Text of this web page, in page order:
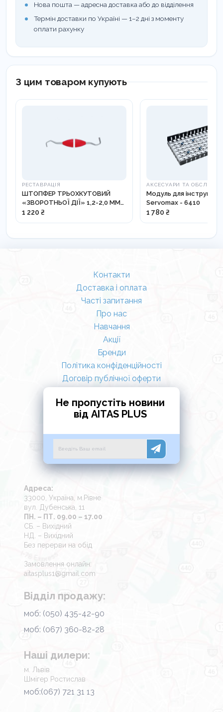
Нова пошта — адресна доставка або до відділення
Термін доставки по Україні — 1–2 дні з моменту
оплати рахунку
З цим товаром купують
РЕСТАВРАЦІЯ
ШТОПФЕР ТРЬОХКУТОВИЙ
«ЗВОРОТНЬОЇ ДІЇ» 1,2-2,0 ММ
LM 351-381 XSI
1 220 ₴
АКСЕСУАРИ ТА
Модуль для
Servomax - 6410
1 780 ₴
Контакти
Доставка і оплата
Часті запитання
Про нас
Навчання
Акції
Бренди
Політика конфіденційності
Договір публічної оферти
Не пропустіть новини
від AITAS PLUS
Адреса:
33000, Україна, м.Рівне
вул. Дубенська, 11
ПН. – ПТ. 09.00 – 17.00
СБ. – Вихідний
НД. – Вихідний
Без перерви на обід
Замовлення онлайн:
aitasplus1@gmail.com
Відділ продажу:
моб: (050) 435-42-90
моб: (067) 360-82-28
Наші дилери:
м. Львів
Шмігер Ростислав
моб:(067) 721 31 13